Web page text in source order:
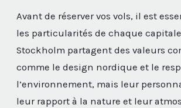
Avant de réserver vos vols, il est
les particularités de chaque
Stockholm partagent des valeurs
comme le design nordique et le
l’environnement, mais leur
leur rapport à la nature et leur